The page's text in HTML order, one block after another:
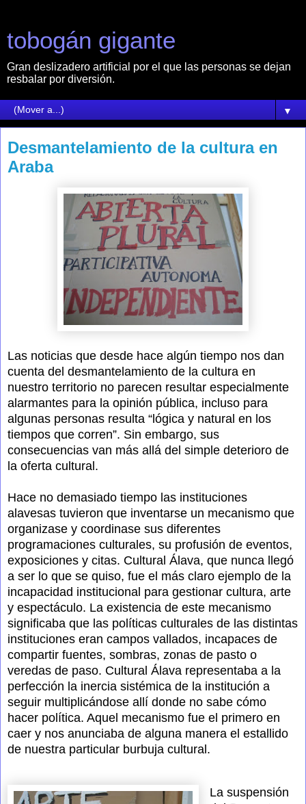
tobogán gigante
Gran deslizadero artificial por el que las personas se dejan
resbalar por diversión.
▼
Desmantelamiento de la cultura en
Araba
Las noticias que desde hace algún tiempo nos dan
cuenta del desmantelamiento de la cultura en
nuestro territorio no parecen resultar especialmente
alarmantes para la opinión pública, incluso para
algunas personas resulta “lógica y natural en los
tiempos que corren”. Sin embargo, sus
consecuencias van más allá del simple deterioro de
la oferta cultural.
Hace no demasiado tiempo las instituciones
alavesas tuvieron que inventarse un mecanismo que
organizase y coordinase sus diferentes
programaciones culturales, su profusión de eventos,
exposiciones y citas. Cultural Álava, que nunca llegó
a ser lo que se quiso, fue el más claro ejemplo de la
incapacidad institucional para gestionar cultura, arte
y espectáculo. La existencia de este mecanismo
significaba que las políticas culturales de las distintas
instituciones eran campos vallados, incapaces de
compartir fuentes, sombras, zonas de pasto o
veredas de paso. Cultural Álava representaba a la
perfección la inercia sistémica de la institución a
seguir multiplicándose allí donde no sabe cómo
hacer política. Aquel mecanismo fue el primero en
caer y nos anunciaba de alguna manera el estallido
de nuestra particular burbuja cultural.
La suspensión